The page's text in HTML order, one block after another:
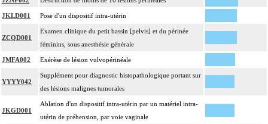
JKLD001 Pose d'un dispositif intra-utérin
ZCQD001
Examen clinique du petit bassin [pelvis] et du périnée
féminins, sous anesthésie générale
JMFA002 Exérèse de lésion vulvopérinéale
YYYY042
Supplément pour diagnostic histopathologique portant sur
des lésions malignes tumorales
JKGD001
Ablation d'un dispositif intra-utérin par un matériel intra-
utérin de préhension, par voie vaginale